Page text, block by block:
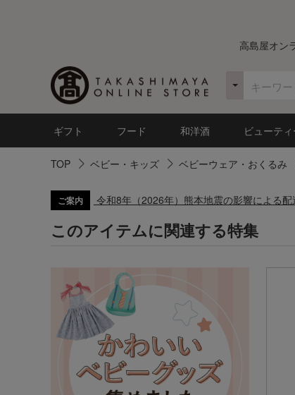
高島屋オン
ギフト フード 和洋酒 ビューティ
TOP ベビー・キッズ ベビーウェア・おくるみ
ご案内 令和8年（2026年）熊本地震の影響による配
このアイテムに関連する特集